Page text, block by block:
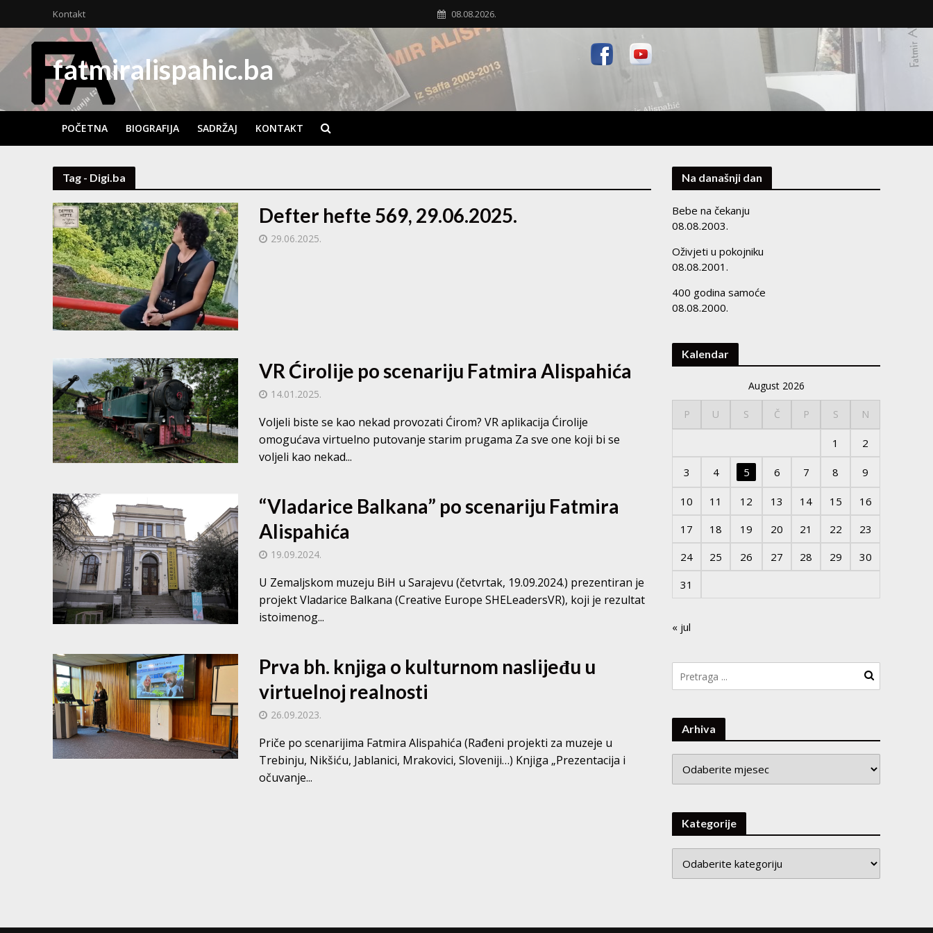
Kontakt 08.08.2026.
fatmiralispahic.ba
POČETNA BIOGRAFIJA SADRŽAJ KONTAKT
Tag - Digi.ba
Defter hefte 569, 29.06.2025.
29.06.2025.
VR Ćirolije po scenariju Fatmira Alispahića
14.01.2025.
Voljeli biste se kao nekad provozati Ćirom? VR aplikacija Ćirolije
omogućava virtuelno putovanje starim prugama Za sve one koji bi se
voljeli kao nekad...
“Vladarice Balkana” po scenariju Fatmira
Alispahića
19.09.2024.
U Zemaljskom muzeju BiH u Sarajevu (četvrtak, 19.09.2024.) prezentiran je
projekt Vladarice Balkana (Creative Europe SHELeadersVR), koji je rezultat
istoimenog...
Prva bh. knjiga o kulturnom naslijeđu u
virtuelnoj realnosti
26.09.2023.
Priče po scenarijima Fatmira Alispahića (Rađeni projekti za muzeje u
Trebinju, Nikšiću, Jablanici, Mrakovici, Sloveniji…) Knjiga „Prezentacija i
očuvanje...
Na današnji dan
Bebe na čekanju
08.08.2003.
Oživjeti u pokojniku
08.08.2001.
400 godina samoće
08.08.2000.
Kalendar
August 2026
P U S Č P S N
1 2
3 4 5 6 7 8 9
10 11 12 13 14 15
16
17
18 19 20 21 22
23
24
25 26 27 28 29
30
31
« jul
Arhiva
Kategorije